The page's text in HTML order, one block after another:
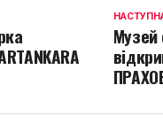
Музей